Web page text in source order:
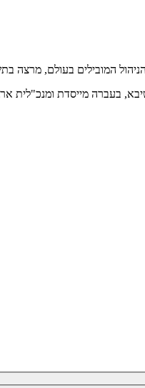
המובילים בעולם,
בעברה מייסדת ומנכ"לית